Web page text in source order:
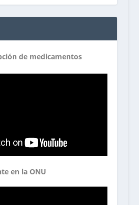
de medicamentos
en la ONU